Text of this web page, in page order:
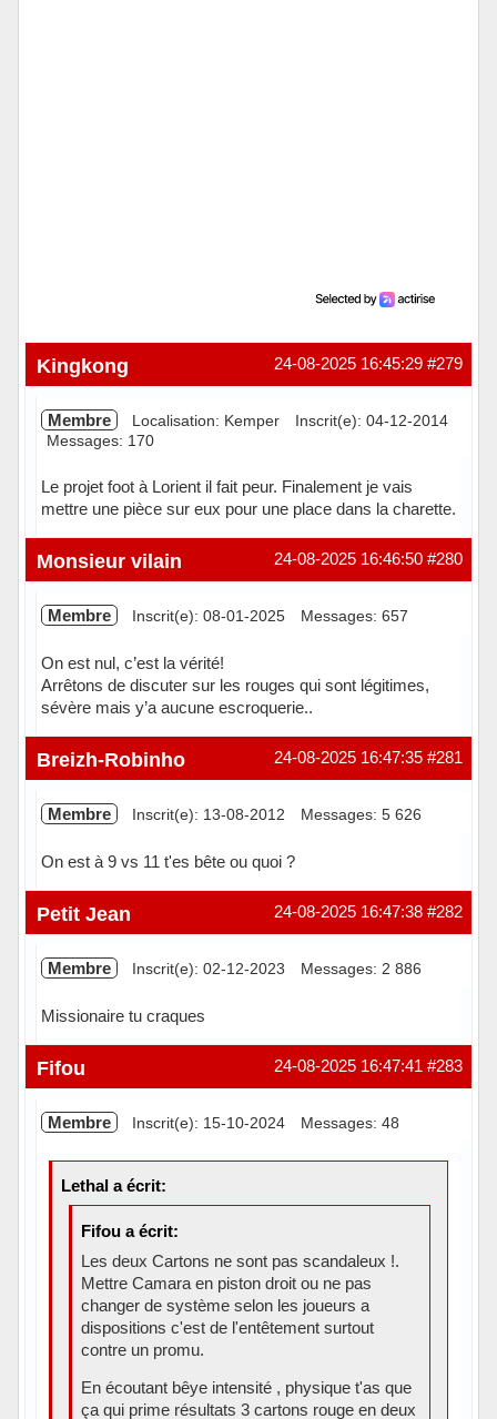
#279
24-08-2025 16:45:29
Kingkong
Membre Localisation: Kemper
Inscrit(e): 04-12-2014
Messages: 170
Le projet foot à Lorient il fait peur. Finalement je vais
mettre une pièce sur eux pour une place dans la charette.
Hors ligne #280
24-08-2025 16:46:50
Monsieur vilain
Membre Inscrit(e): 08-01-2025 Messages: 657
On est nul, c’est la vérité!
Arrêtons de discuter sur les rouges qui sont légitimes,
sévère mais y’a aucune escroquerie..
Hors ligne #281
24-08-2025 16:47:35
Breizh-Robinho
Membre Inscrit(e): 13-08-2012 Messages: 5 626
On est à 9 vs 11 t'es bête ou quoi ?
Hors ligne #282
24-08-2025 16:47:38
Petit Jean
Membre Inscrit(e): 02-12-2023 Messages: 2 886
Missionaire tu craques
Hors ligne #283
24-08-2025 16:47:41
Fifou
Membre Inscrit(e): 15-10-2024 Messages: 48
Lethal a écrit:
Fifou a écrit:
Les deux Cartons ne sont pas scandaleux !.
Mettre Camara en piston droit ou ne pas
changer de système selon les joueurs a
dispositions c'est de l'entêtement surtout
contre un promu.
En écoutant bêye intensité , physique t'as que
ça qui prime résultats 3 cartons rouge en deux